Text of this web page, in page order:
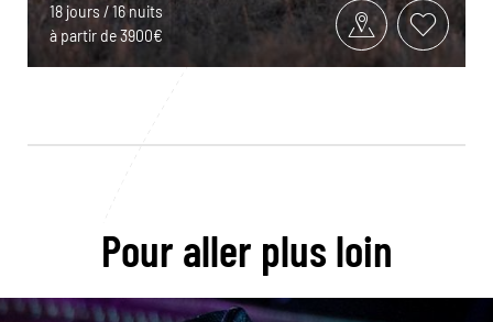
18 jours / 16 nuits
à partir de 3900€
Pour aller plus loin